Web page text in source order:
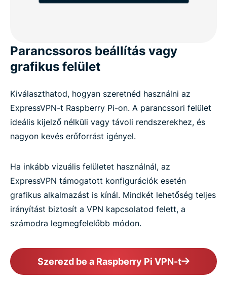
Parancssoros beállítás vagy
grafikus felület
Kiválaszthatod, hogyan szeretnéd használni az
ExpressVPN-t Raspberry Pi-on. A parancssori felület
ideális kijelző nélküli vagy távoli rendszerekhez, és
nagyon kevés erőforrást igényel.
Ha inkább vizuális felületet használnál, az
ExpressVPN támogatott konfigurációk esetén
grafikus alkalmazást is kínál. Mindkét lehetőség teljes
irányítást biztosít a VPN kapcsolatod felett, a
számodra legmegfelelőbb módon.
Szerezd be a Raspberry Pi VPN-t